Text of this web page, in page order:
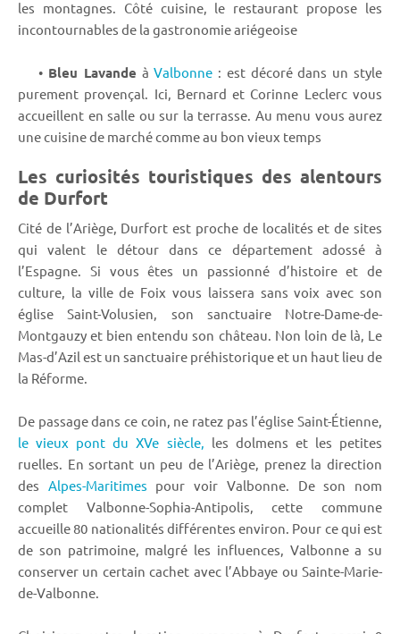
les montagnes. Côté cuisine, le restaurant propose les
incontournables de la gastronomie ariégeoise
• Bleu Lavande àValbonne : est décoré dans un style
purement provençal. Ici, Bernard et Corinne Leclerc vous
accueillent en salle ou sur la terrasse. Au menu vous aurez
une cuisine de marché comme au bon vieux temps
Les curiosités touristiques des alentours
de Durfort
Cité de l’Ariège, Durfort est proche de localités et de sites
qui valent le détour dans ce département adossé à
l’Espagne. Si vous êtes un passionné d’histoire et de
culture, la ville de Foix vous laissera sans voix avec son
église Saint-Volusien, son sanctuaire Notre-Dame-de-
Montgauzy et bien entendu son château. Non loin de là, Le
Mas-d’Azil est un sanctuaire préhistorique et un haut lieu de
la Réforme.
De passage dans ce coin, ne ratez pas l’église Saint-Étienne,
le vieux pont du XVe siècle, les dolmens et les petites
ruelles. En sortant un peu de l’Ariège, prenez la direction
des Alpes-Maritimes pour voir Valbonne. De son nom
complet Valbonne-Sophia-Antipolis, cette commune
accueille 80 nationalités différentes environ. Pour ce qui est
de son patrimoine, malgré les influences, Valbonne a su
conserver un certain cachet avec l’Abbaye ou Sainte-Marie-
de-Valbonne.